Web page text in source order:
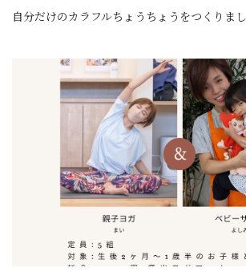
自分だけのカラフルちょうちょうをつくりま